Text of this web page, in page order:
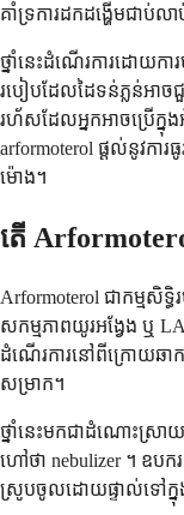
គាំទ្រការដកដង្ហើមជាប់
ថ្នាំនេះដំណើរការដោយកា
របៀបដែលដៃទន់ភ្លន់អាច
រហ័សដែលអ្នកអាចប្រើក្នុ
arformoterol ផ្តល់នូវក
ម៉ោង។
តើ
Arformoterol ជាកម្មសិទ្
សកម្មភាពយូរអង្វែង ឬ
ដំណើរការនៅពីក្រោយឆាក
សម្រាក។
ថ្នាំនេះមកជាដំណោះស្រ
ហៅថា nebulizer ។ ឧបករ
ស្រូបចូលដោយផ្ទាល់ទៅក្នុង